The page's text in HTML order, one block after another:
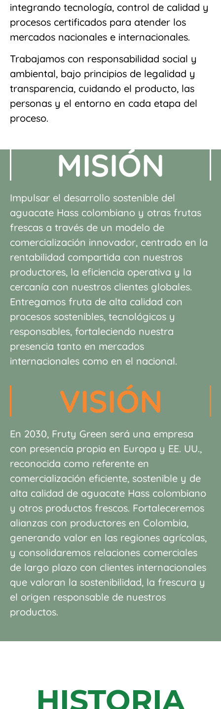
integrando tecnología, control de calidad y
procesos certificados para atender los
mercados nacionales e internacionales.​
Trabajamos con responsabilidad social y
ambiental, bajo principios de legalidad y
transparencia, cuidando el producto, las
personas y el entorno en cada etapa del
proceso.
MISIÓN
Impulsar el desarrollo sostenible del
aguacate Hass colombiano y otras frutas
frescas a través de un modelo de
comercialización innovador, centrado en la
rentabilidad compartida con nuestros
productores, la eficiencia operativa y la
cercanía con nuestros clientes globales.
Entregamos fruta de alta calidad con
procesos sostenibles, tecnológicos y
responsables, fortaleciendo nuestra
presencia tanto en mercados
internacionales como en el nacional.
VISIÓN
En 2030, Fruty Green será una empresa
con presencia propia en Europa y EE. UU.,
reconocida como referente en
comercialización eficiente, sostenible y de
alta calidad de aguacate Hass colombiano
y otros productos frescos. Fortaleceremos
alianzas con productores en Colombia,
generando valor en las regiones agrícolas,
y consolidaremos relaciones comerciales
de largo plazo con clientes internacionales
que valoran la sostenibilidad, la frescura y
el origen responsable de nuestros
productos.
HISTORIA